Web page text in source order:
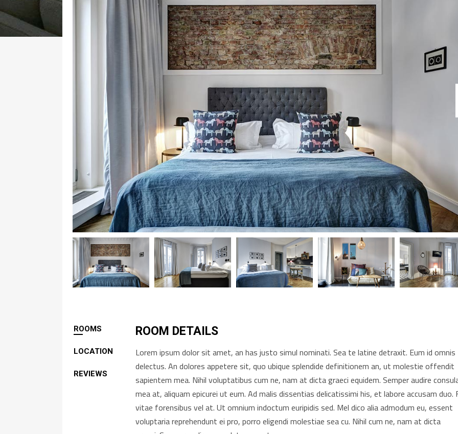
ROOMS
LOCATION
REVIEWS
ROOM DETAILS
Lorem ipsum dolor sit amet, an has justo simul nominati. Sea te latine detraxit. Eum id omnis
delectus. An dolores appetere sit, quo ubique splendide definitionem an, ut molestie offendit
sapientem mea. Nihil voluptatibus cum ne, nam at dicta graeci equidem. Semper audire
mea at, aliquam epicurei ut eum. Ad malis dissentias delicatissimi his, et labore accusam duo.
vitae forensibus vel at. Ut omnium indoctum euripidis sed. Mel dico alia admodum eu, essent
voluptaria reprehendunt ei pro, porro eligendi molestiae sea cu. Nihil cum ne, nam at dicta